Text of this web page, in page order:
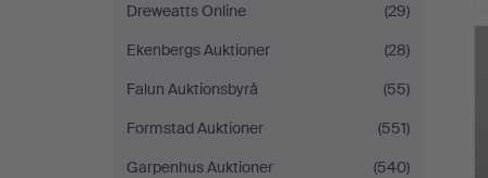
Dreweatts Online
(29)
Ekenbergs Auktioner
(28)
Falun Auktionsbyrå
(55)
Formstad Auktioner
(551)
Garpenhus Auktioner
(540)